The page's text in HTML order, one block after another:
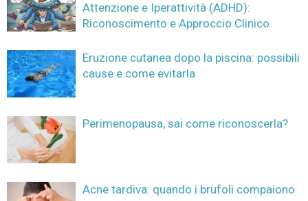
Attenzione e Iperattività (ADHD):
Riconoscimento e Approccio Clinico
Eruzione cutanea dopo la piscina: possibili
cause e come evitarla
Perimenopausa, sai come riconoscerla?
Acne tardiva: quando i brufoli compaiono